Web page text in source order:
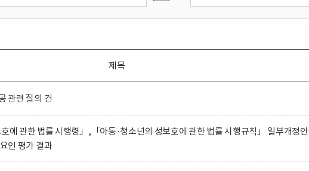
제목
관련 질의 건
호에 관한 법률 시행령」,「아동·청소년의 성보호에 관한 법률 시행규칙」 일부개정안
인 평가 결과